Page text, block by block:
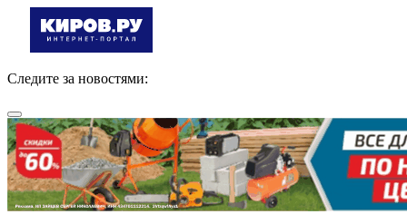
Следите за новостями: